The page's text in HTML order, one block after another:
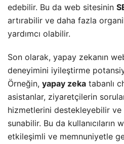
edebilir. Bu da web sitesinin
artırabilir ve daha fazla
yardımcı olabilir.
Son olarak, yapay zekanın
deneyimini iyileştirme
Örneğin, yapay zeka tabanlı
asistanlar, ziyaretçilerin
hizmetlerini destekleyebilir
sunabilir. Bu da kullanıcıların
etkileşimli ve memnuniyetle